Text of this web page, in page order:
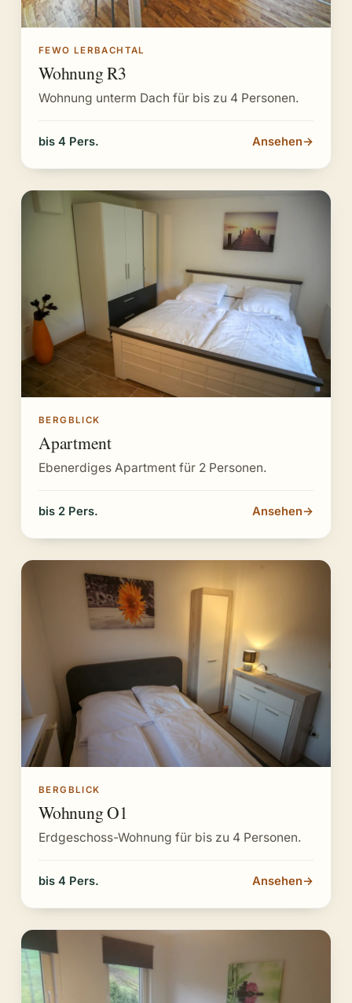
FEWO LERBACHTAL
Wohnung R3
Wohnung unterm Dach für bis zu 4 Personen.
bis 4 Pers. Ansehen→
BERGBLICK
Apartment
Ebenerdiges Apartment für 2 Personen.
bis 2 Pers. Ansehen→
BERGBLICK
Wohnung O1
Erdgeschoss-Wohnung für bis zu 4 Personen.
bis 4 Pers. Ansehen→